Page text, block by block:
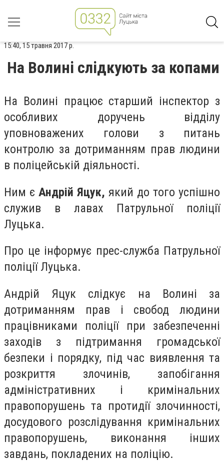
15:40, 15 травня 2017 р.
На Волині слідкують за копами
На Волині працює старший інспектор з
особливих доручень відділу
уповноважених голови з питань
контролю за дотриманням прав людини
в поліцейській діяльності.
Ним є Андрій Яцук, який до того успішно
служив в лавах Патрульної поліції
Луцька.
Про це інформує прес-служба Патрульної
поліції Луцька.
Андрій Яцук слідкує на Волині за
дотриманням прав і свобод людини
працівниками поліції при забезпеченні
заходів з підтримання громадської
безпеки і порядку, під час виявлення та
розкриття злочинів, запобігання
адміністративних і кримінальних
правопорушень та протидії злочинності,
досудового розслідування кримінальних
правопорушень, виконання інших
завдань, покладених на поліцію.